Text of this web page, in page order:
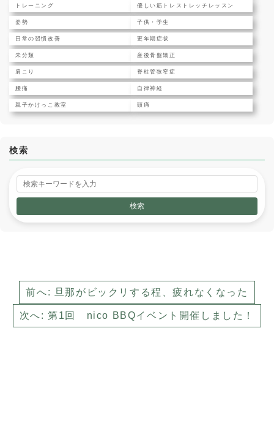
トレーニング 優しい筋トレストレッチレッスン
姿勢 子供・学生
日常の習慣改善 更年期症状
未分類 産後骨盤矯正
肩こり 脊柱管狭窄症
腰痛 自律神経
親子かけっこ教室 頭痛
検索
前へ: 旦那がビックリする程、疲れなくなった
次へ: 第1回 nico BBQイベント開催しました！